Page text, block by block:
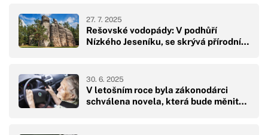
Rešovské vodopády: V podhůří
Nízkého Jeseníku, se skrývá přírodní…
27. 7. 2025
V letošním roce byla zákonodárci
schválena novela, která bude měnit…
30. 6. 2025